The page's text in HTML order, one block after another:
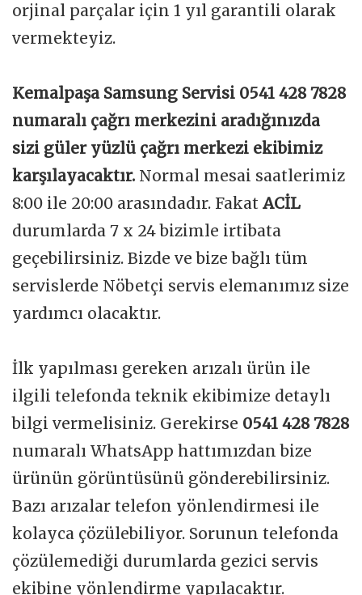
orjinal parçalar için 1 yıl garantili olarak
vermekteyiz.
Kemalpaşa Samsung Servisi 0541 428 7828
numaralı çağrı merkezini aradığınızda
sizi güler yüzlü çağrı merkezi ekibimiz
karşılayacaktır. Normal mesai saatlerimiz
8:00 ile 20:00 arasındadır. Fakat ACİL
durumlarda 7 x 24 bizimle irtibata
geçebilirsiniz. Bizde ve bize bağlı tüm
servislerde Nöbetçi servis elemanımız size
yardımcı olacaktır.
İlk yapılması gereken arızalı ürün ile
ilgili telefonda teknik ekibimize detaylı
bilgi vermelisiniz. Gerekirse 0541 428 7828
numaralı WhatsApp hattımızdan bize
ürünün görüntüsünü gönderebilirsiniz.
Bazı arızalar telefon yönlendirmesi ile
kolayca çözülebiliyor. Sorunun telefonda
çözülemediği durumlarda gezici servis
ekibine yönlendirme yapılacaktır.